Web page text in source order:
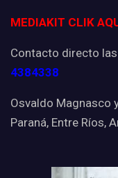
MEDIAKIT CLIK
Contacto directo
4384338
Osvaldo Magnasco
Paraná, Entre Ríos,